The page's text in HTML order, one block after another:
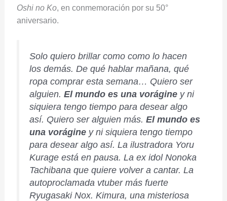
Oshi no Ko, en conmemoración por su 50°
aniversario.
Solo quiero brillar como como lo hacen
los demás. De qué hablar mañana, qué
ropa comprar esta semana… Quiero ser
alguien. El mundo es una voráginey ni
siquiera tengo tiempo para desear algo
así. Quiero ser alguien más. El mundo es
una voráginey ni siquiera tengo tiempo
para desear algo así. La ilustradora Yoru
Kurageestá en pausa. La ex idol Nonoka
Tachibana que quiere volver a cantar. La
autoproclamada vtuber más fuerte
Ryugasaki Nox. Kimura, una misteriosa